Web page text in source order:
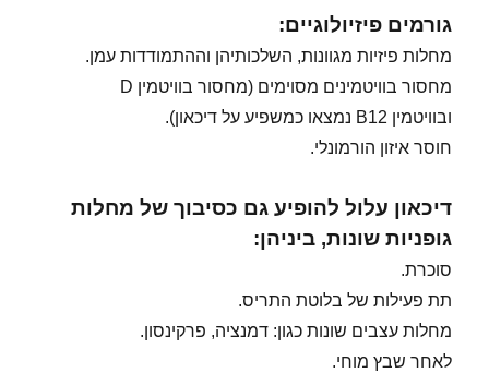
גורמים פיזיולוגיים:
מחלות פיזיות מגוונות, השלכותיהן וההתמודדות עמן.
מחסור בוויטמינים מסוימים (מחסור בוויטמין D
ובוויטמין B12 נמצאו כמשפיע על דיכאון).
חוסר איזון הורמונלי.
דיכאון עלול להופיע גם כסיבוך של מחלות
גופניות שונות, ביניהן:
סוכרת.
תת פעילות של בלוטת התריס.
מחלות עצבים שונות כגון: דמנציה, פרקינסון.
לאחר שבץ מוחי.